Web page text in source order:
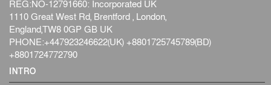
REG:NO-12791660: Incorporated UK
1110 Great West Rd, Brentford , London,
England,TW8 0GP GB UK
PHONE:+447923246622(UK) +8801725745789(BD)
+8801724772790
INTRO